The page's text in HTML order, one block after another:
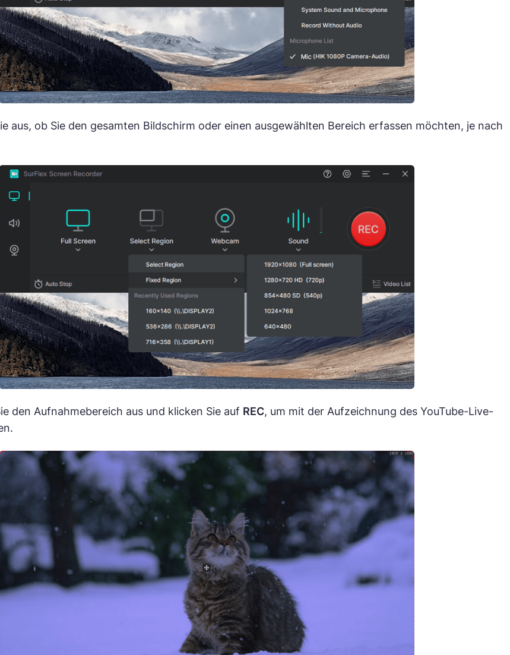
aus, ob Sie den gesamten Bildschirm oder einen ausgewählten Bereich erfassen möchten, je nach
den Aufnahmebereich aus und klicken Sie auf REC, um mit der Aufzeichnung des YouTube-Live-